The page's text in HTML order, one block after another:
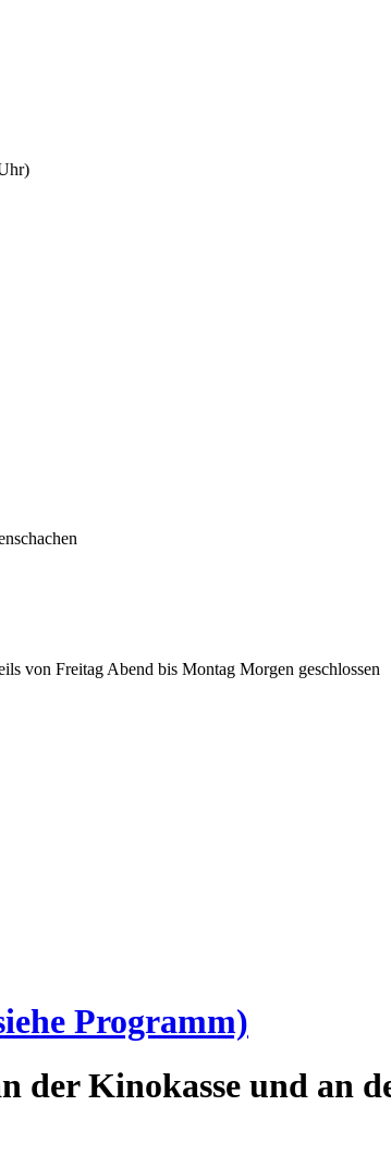
von Freitag Abend bis Montag Morgen geschlossen
Programm)
der Kinokasse und an